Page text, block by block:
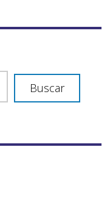
Buscar